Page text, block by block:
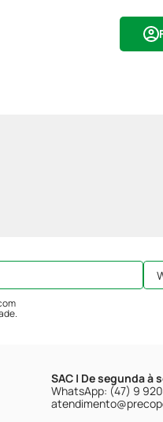
.
SAC | De segunda à
WhatsApp: (47) 9